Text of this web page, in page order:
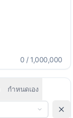
0 / 1,000,000
กำหนดเอง